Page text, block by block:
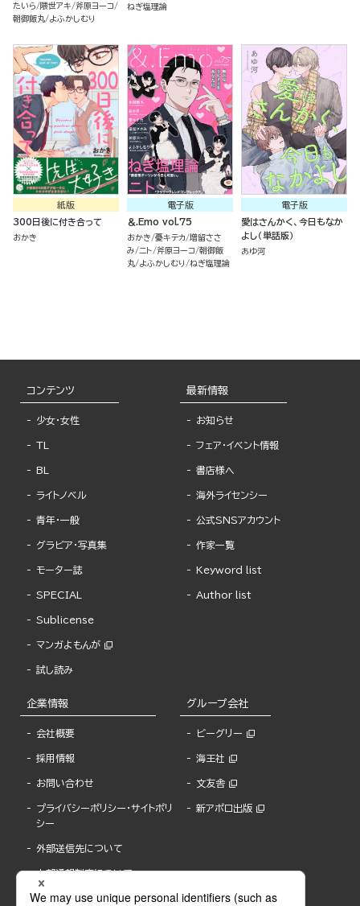
たいら
隈世アキ 斧原ヨーコ
朝御飯丸 よふかしむり
ねぎ塩理論
紙版
300日後に付き合って
おかき
電子版
＆.Emo vol.75
おかき 憂キテカ 増留ささ
み
ニト 斧原ヨーコ 朝御飯
丸 よふかしむり ねぎ塩理論
電子版
愛はさんかく、今日もなか
よし（単話版）
あゆ河
コンテンツ
少女・女性
TL
BL
ライトノベル
青年・一般
グラビア・写真集
モーター誌
SPECIAL
Sublicense
マンガよもんが
試し読み
最新情報
お知らせ
フェア・イベント情報
書店様へ
海外ライセンシー
公式SNSアカウント
作家一覧
Keyword list
Author list
企業情報
会社概要
採用情報
お問い合わせ
プライバシーポリシー・サイトポリ
シー
外部送信先について
内部通報制度について
グループ会社
ビーグリー
海王社
文友舎
新アポロ出版